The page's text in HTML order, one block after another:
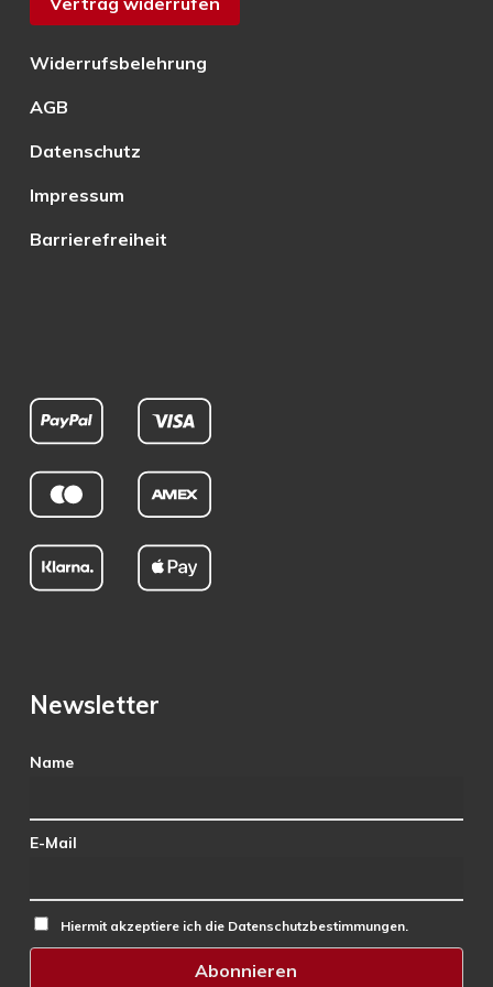
Widerrufsbelehrung
AGB
Datenschutz
Impressum
Barrierefreiheit
Newsletter
Name
E-Mail
Hiermit akzeptiere ich die Datenschutzbestimmungen.